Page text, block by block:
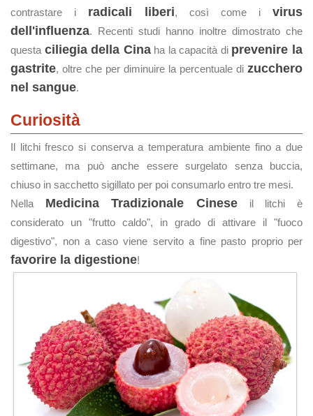
contrastare i radicali liberi, così come i virus
dell'influenza. Recenti studi hanno inoltre dimostrato che
questa ciliegia della Cinaha la capacità di prevenire la
gastrite, oltre che per diminuire la percentuale di zucchero
nel sangue.
Curiosità
Il litchi fresco si conserva a temperatura ambiente fino a due
settimane, ma può anche essere surgelato senza buccia,
chiuso in sacchetto sigillato per poi consumarlo entro tre mesi.
Nella Medicina Tradizionale Cinese il litchi è
considerato un "frutto caldo", in grado di attivare il "fuoco
digestivo", non a caso viene servito a fine pasto proprio per
favorire la digestione!